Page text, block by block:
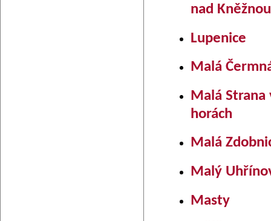
nad Kněžnou
Lupenice
Malá
Malá Strana
horách
Malá
Malý
Masty